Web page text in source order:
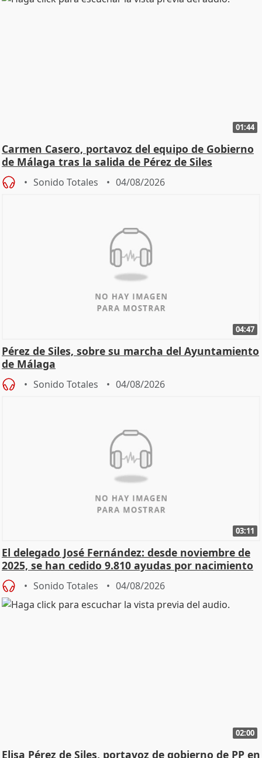
01:44
Carmen Casero, portavoz del equipo de Gobierno
de Málaga tras la salida de Pérez de Siles
Sonido Totales 04/08/2026
04:47
Pérez de Siles, sobre su marcha del Ayuntamiento
de Málaga
Sonido Totales 04/08/2026
03:11
El delegado José Fernández: desde noviembre de
2025, se han cedido 9.810 ayudas por nacimiento
Sonido Totales 04/08/2026
02:00
Elisa Pérez de Siles, portavoz de gobierno de PP en